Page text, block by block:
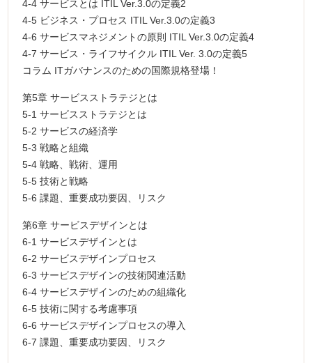
4-4 サービスとは ITIL Ver.3.0の定義2
4-5 ビジネス・プロセス ITIL Ver.3.0の定義3
4-6 サービスマネジメントの原則 ITIL Ver.3.0の定義4
4-7 サービス・ライフサイクル ITIL Ver. 3.0の定義5
コラム ITガバナンスのための国際規格登場！
第5章 サービスストラテジとは
5-1 サービスストラテジとは
5-2 サービスの経済学
5-3 戦略と組織
5-4 戦略、戦術、運用
5-5 技術と戦略
5-6 課題、重要成功要因、リスク
第6章 サービスデザインとは
6-1 サービスデザインとは
6-2 サービスデザインプロセス
6-3 サービスデザインの技術関連活動
6-4 サービスデザインのための組織化
6-5 技術に関する考慮事項
6-6 サービスデザインプロセスの導入
6-7 課題、重要成功要因、リスク